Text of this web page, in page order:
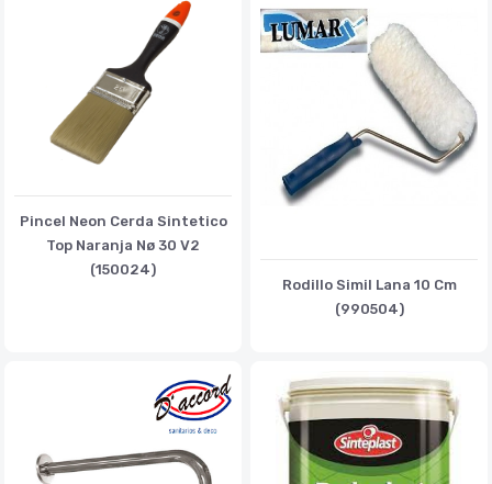
Pincel Neon Cerda Sintetico
Top Naranja Nø 30 V2
(150024)
Rodillo Simil Lana 10 Cm
(990504)